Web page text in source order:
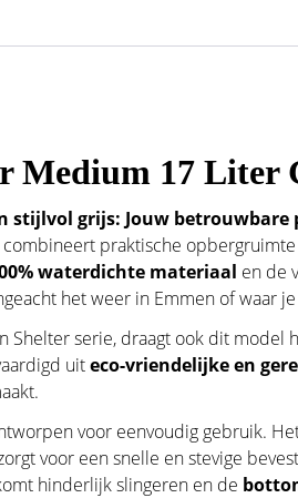
Medium 17 Liter
stijlvol grijs: Jouw
combineert praktische
waterdichte materiaal en de
het weer in Emmen of waar
Shelter serie, draagt ook dit model
uiteco-vriendelijke en
voor eenvoudig gebruik.
voor een snelle en stevige
hinderlijk slingeren en de